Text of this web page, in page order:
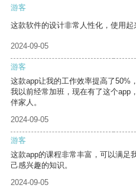
游客
这款软件的设计非常人性化，使用起
2024-09-05
游客
这款app让我的工作效率提高了50%
我以前经常加班，现在有了这个app
伴家人。
2024-09-05
游客
这款app的课程非常丰富，可以满足
己感兴趣的知识。
2024-09-05